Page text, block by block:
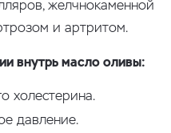
желчнокаменной
и артритом.
внутрь масло оливы:
холестерина.
давление.